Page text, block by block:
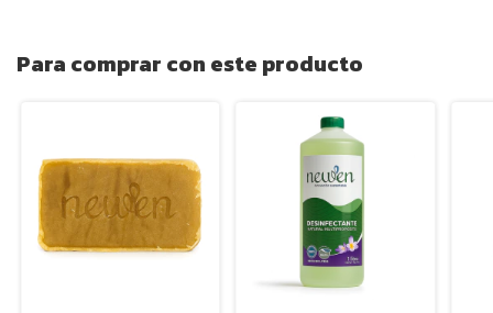
Para comprar con este producto